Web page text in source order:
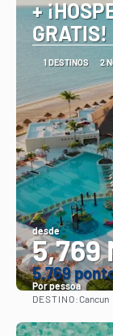
+
GRATIS!
1 DESTINOS 2
desde
5,769
5.769
Por pessoa
DESTINO:Cancun